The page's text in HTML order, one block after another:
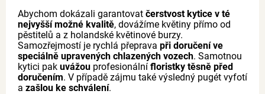
Abychom dokázali garantovat čerstvost kytice v té
nejvyšší možné kvalitě, dovážíme květiny přímo od
pěstitelů a z holandské květinové burzy.
Samozřejmostí je rychlá přeprava při doručení ve
speciálně upravených chlazených vozech. Samotnou
kytici pak uvážou profesionální floristky těsně před
doručením. V případě zájmu také výsledný pugét vyfotí
a zašlou ke schválení.